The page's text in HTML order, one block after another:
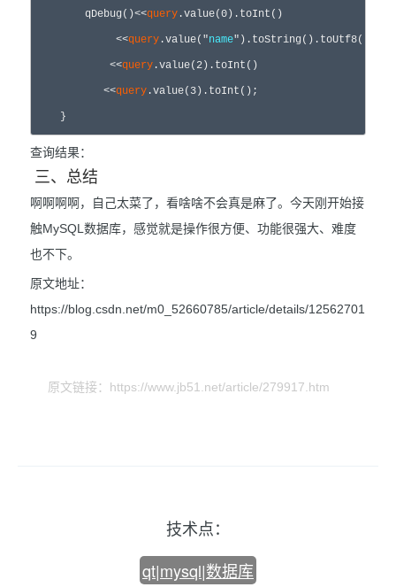
        qDebug()<<
query .value(0).toInt()
             <<
query .value("name
            <<
query .value(2).toInt()
           <<
query .value(3).toInt();
    }
查询结果：
三、总结
啊啊啊啊，自己太菜了，看啥啥不会真是麻了。今天刚开始接
触MySQL数据库，感觉就是操作很方便、功能很强大、难度
也不下。
原文地址：
https://blog.csdn.net/m0_52660785/article/details/12562701
9
原文链接：https://www.jb51.net/article/279917.htm
技术点：
qt|mysql|数据库